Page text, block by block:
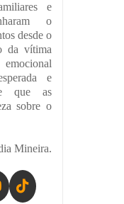
e
o
desde o
da vítima
e
que as
sobre o
Mineira.